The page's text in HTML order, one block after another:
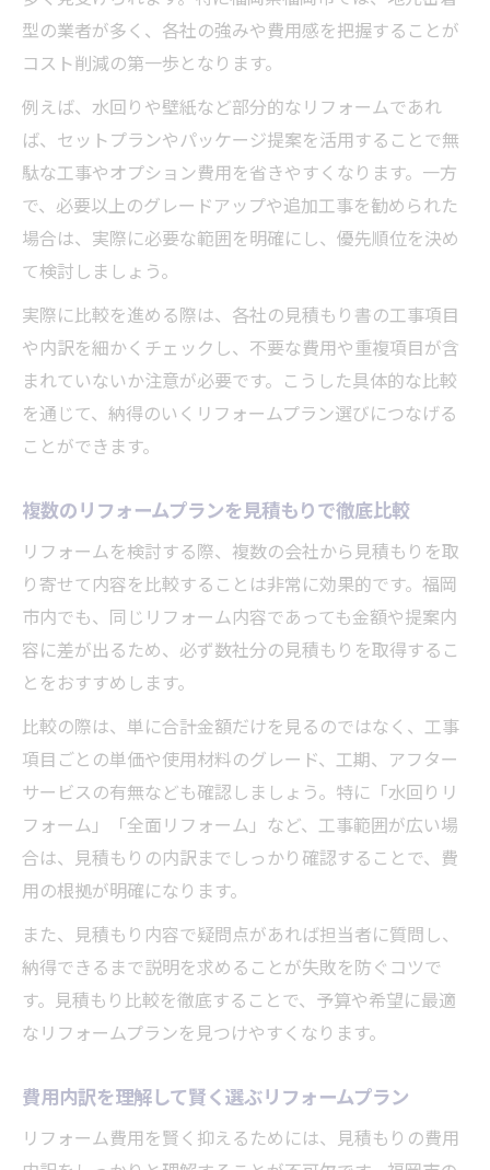
型の業者が多く、各社の強みや費用感を把握することが
コスト削減の第一歩となります。
例えば、水回りや壁紙など部分的なリフォームであれ
ば、セットプランやパッケージ提案を活用することで無
駄な工事やオプション費用を省きやすくなります。一方
で、必要以上のグレードアップや追加工事を勧められた
場合は、実際に必要な範囲を明確にし、優先順位を決め
て検討しましょう。
実際に比較を進める際は、各社の見積もり書の工事項目
や内訳を細かくチェックし、不要な費用や重複項目が含
まれていないか注意が必要です。こうした具体的な比較
を通じて、納得のいくリフォームプラン選びにつなげる
ことができます。
複数のリフォームプランを見積もりで徹底比較
リフォームを検討する際、複数の会社から見積もりを取
り寄せて内容を比較することは非常に効果的です。福岡
市内でも、同じリフォーム内容であっても金額や提案内
容に差が出るため、必ず数社分の見積もりを取得するこ
とをおすすめします。
比較の際は、単に合計金額だけを見るのではなく、工事
項目ごとの単価や使用材料のグレード、工期、アフター
サービスの有無なども確認しましょう。特に「水回りリ
フォーム」「全面リフォーム」など、工事範囲が広い場
合は、見積もりの内訳までしっかり確認することで、費
用の根拠が明確になります。
また、見積もり内容で疑問点があれば担当者に質問し、
納得できるまで説明を求めることが失敗を防ぐコツで
す。見積もり比較を徹底することで、予算や希望に最適
なリフォームプランを見つけやすくなります。
費用内訳を理解して賢く選ぶリフォームプラン
リフォーム費用を賢く抑えるためには、見積もりの費用